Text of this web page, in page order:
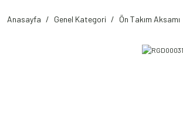
Anasayfa Genel Kategori Ön Takım Aksamı